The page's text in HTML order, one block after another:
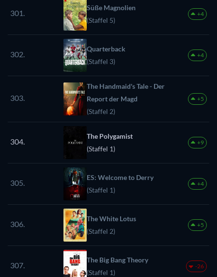
301.
Süße Magnolien
(Staffel 5)
+4
302.
Quarterback
(Staffel 3)
+4
303.
The Handmaid's Tale - Der
Report der Magd
(Staffel 2)
+5
304.
The Polygamist
(Staffel 1)
+9
305.
ES: Welcome to Derry
(Staffel 1)
+4
306.
The White Lotus
(Staffel 2)
+5
307.
The Big Bang Theory
(Staffel 1)
-26